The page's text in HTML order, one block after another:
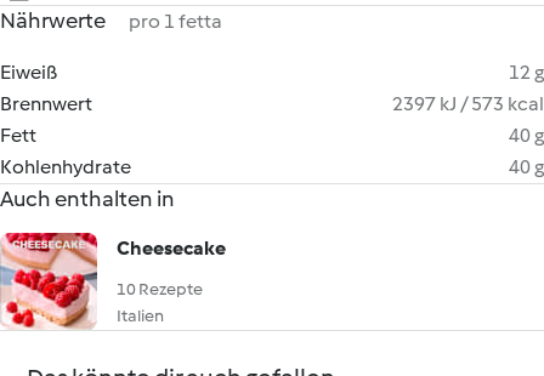
Nährwerte pro 1 fetta
Eiweiß
12 g
Brennwert
2397 kJ / 573 kcal
Fett
40 g
Kohlenhydrate
40 g
Auch enthalten in
Cheesecake
10 Rezepte
Italien